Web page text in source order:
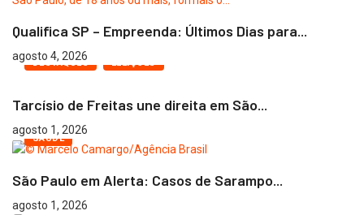
Qualifica SP – Empreenda: Últimos Dias para...
agosto 4, 2026
DESTAQUES ELEIÇÕES
Tarcísio de Freitas une direita em São...
agosto 1, 2026
SAÚDE
São Paulo em Alerta: Casos de Sarampo...
agosto 1, 2026